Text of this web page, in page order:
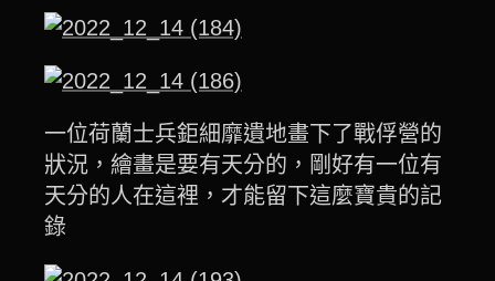
一位荷蘭士兵鉅細靡遺地畫下了戰俘營的
狀況，繪畫是要有天分的，剛好有一位有
天分的人在這裡，才能留下這麼寶貴的記
錄